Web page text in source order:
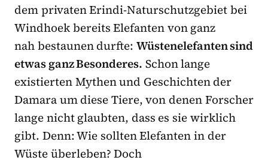
dem privaten Erindi-Naturschutzgebiet bei
Windhoek bereits Elefanten von ganz
nah bestaunen durfte: Wüstenelefanten sind
etwas ganz Besonderes. Schon lange
existierten Mythen und Geschichten der
Damara um diese Tiere, von denen Forscher
lange nicht glaubten, dass es sie wirklich
gibt. Denn: Wie sollten Elefanten in der
Wüste überleben? Doch